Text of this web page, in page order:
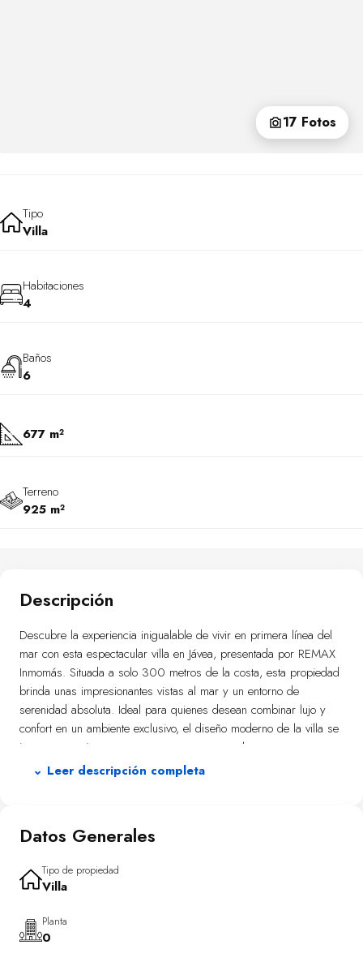
17 Fotos
Tipo
Villa
Habitaciones
4
Baños
6
677 m²
Terreno
925 m²
Descripción
Descubre la experiencia inigualable de vivir en primera línea del
mar con esta espectacular villa en Jávea, presentada por REMAX
Inmomás. Situada a solo 300 metros de la costa, esta propiedad
brinda unas impresionantes vistas al mar y un entorno de
serenidad absoluta. Ideal para quienes desean combinar lujo y
confort en un ambiente exclusivo, el diseño moderno de la villa se
integra armoniosamente con su entorno natural.
El exterior ha sido diseñado pensando en el clima mediterráneo,
mientras que el solárium ofrece privacidad total para disfrutar del
complementada por una elegante pérgola que proporciona
sombra y estilo.
Concebida para ofrecer lujo y comodidad, esta villa cuenta con
cuatro dormitorios únicos y seis baños. El sistema de aire
⌄ Leer descripción completa
Datos Generales
Tipo de propiedad
Villa
Planta
0